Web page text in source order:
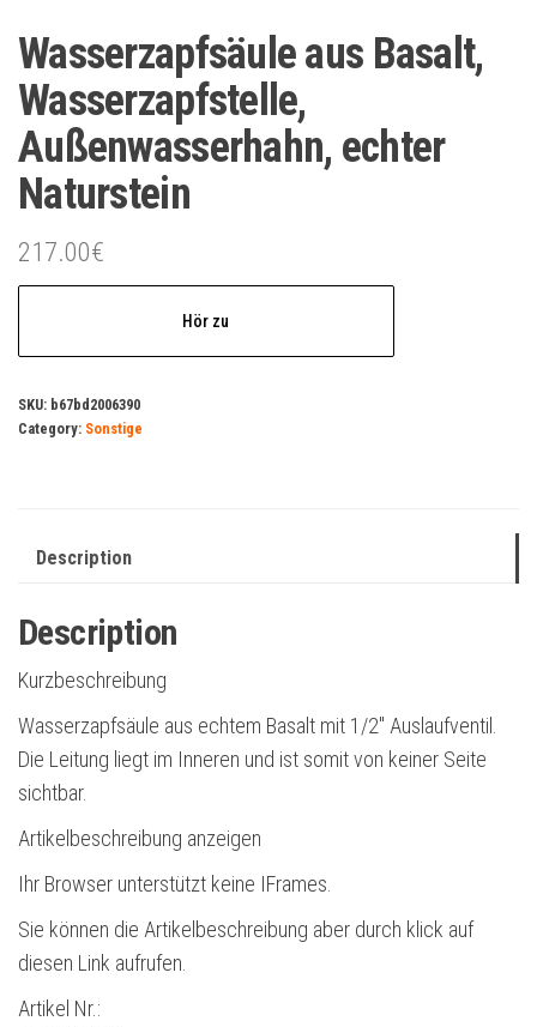
Wasserzapfsäule aus Basalt,
Wasserzapfstelle,
Außenwasserhahn, echter
Naturstein
217.00€
Hör zu
SKU: b67bd2006390
Category: Sonstige
Description
Description
Kurzbeschreibung
Wasserzapfsäule aus echtem Basalt mit 1/2″ Auslaufventil.
Die Leitung liegt im Inneren und ist somit von keiner Seite
sichtbar.
Artikelbeschreibung anzeigen
Ihr Browser unterstützt keine IFrames.
Sie können die Artikelbeschreibung aber durch klick auf
diesen Link aufrufen.
Artikel Nr.: